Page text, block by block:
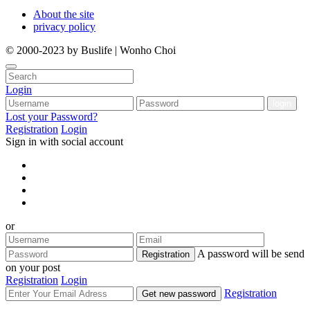
About the site
privacy policy
© 2000-2023 by Buslife | Wonho Choi
Login
Lost your Password?
Registration Login
Sign in with social account
or
Registration
A password will be send
on your post
Registration Login
Get new password Registration